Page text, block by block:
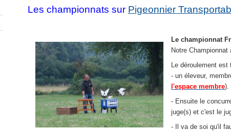
Les championnats sur Pigeonnier
Le championnat
Notre
Le déroulement est
- un éleveur,
l'espace membre).
- Ensuite le
juge(s) et c'est le
- Il va de soi qu'il